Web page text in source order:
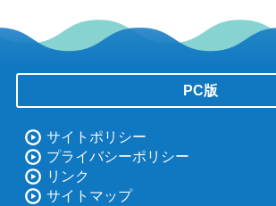
PC版
サイトポリシー
プライバシーポリシー
リンク
サイトマップ